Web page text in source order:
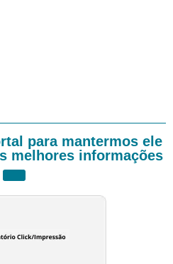
para mantermos ele
melhores informações